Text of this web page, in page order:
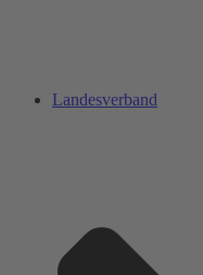
Landesverband